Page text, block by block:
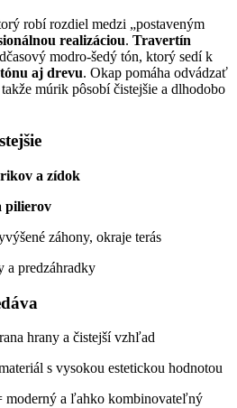
robí rozdiel medzi „postaveným
realizáciou. Travertín
modro-šedý tón, ktorý sedí k
aj drevu. Okap pomáha odvádzať
múrik pôsobí čistejšie a dlhodobo
a zídok
pilierov
záhony, okraje terás
a predzáhradky
hrany a čistejší vzhľad
s vysokou estetickou hodnotou
moderný a ľahko kombinovateľný